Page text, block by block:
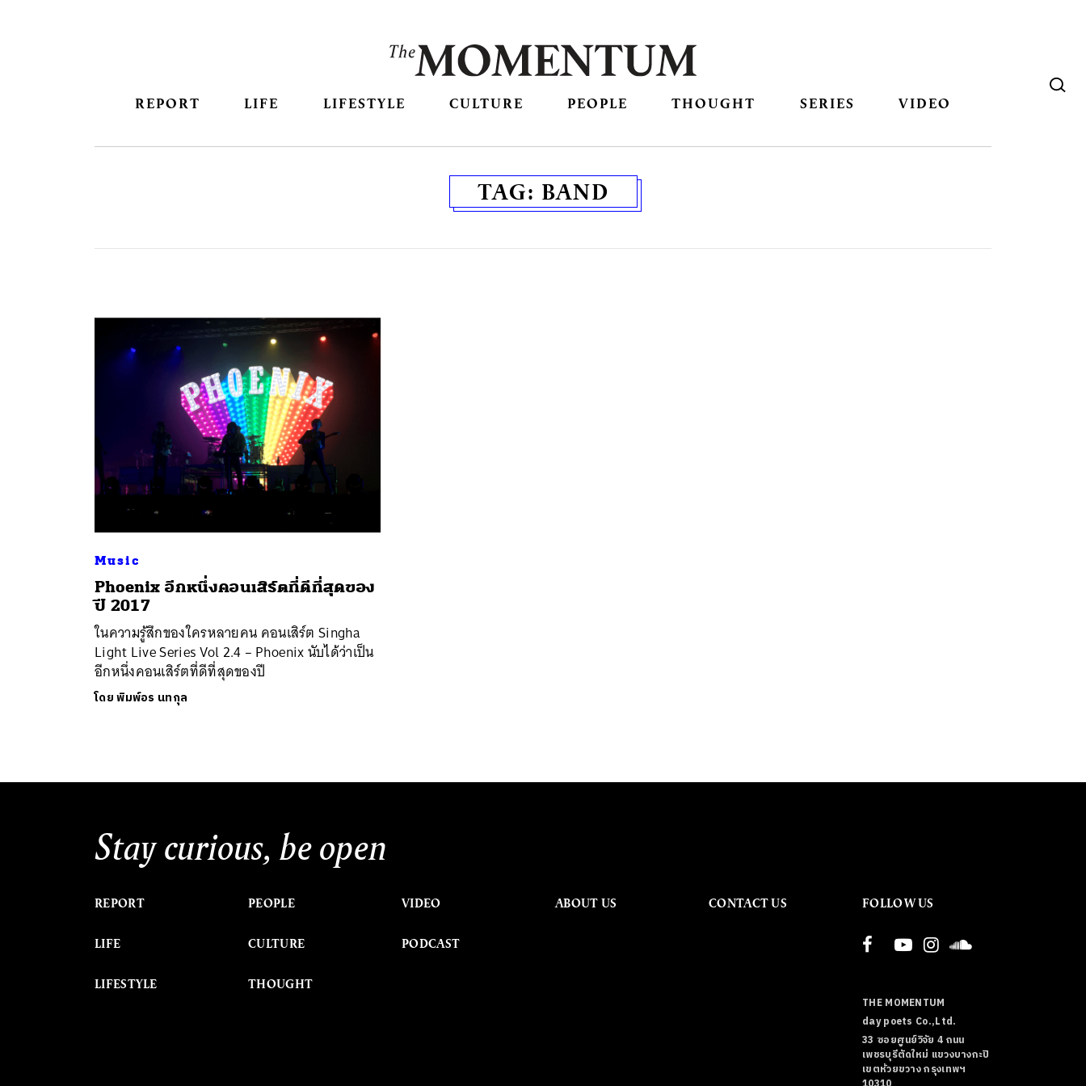
REPORT LIFE LIFESTYLE CULTURE PEOPLE THOUGHT SERIES VIDEO
TAG: BAND
Music
Phoenix อีกหนึ่งคอนเสิร์ตที่ดีที่สุดของ
ปี 2017
ในความรู้สึกของใครหลายคน คอนเสิร์ต Singha
Light Live Series Vol 2.4 – Phoenix นับได้ว่าเป็น
อีกหนึ่งคอนเสิร์ตที่ดีที่สุดของปี
โดยพิมพ์อร นทกุล
Stay curious, be open
REPORT
LIFE
LIFESTYLE
PEOPLE
CULTURE
THOUGHT
VIDEO
PODCAST
ABOUT US CONTACT US FOLLOW US
THE MOMENTUM
day poets Co.,Ltd.
33 ซอยศูนย์วิจัย 4 ถนน
เพชรบุรีตัดใหม่ แขวงบางกะปิ
เขตห้วยขวาง กรุงเทพฯ
ค้นหา